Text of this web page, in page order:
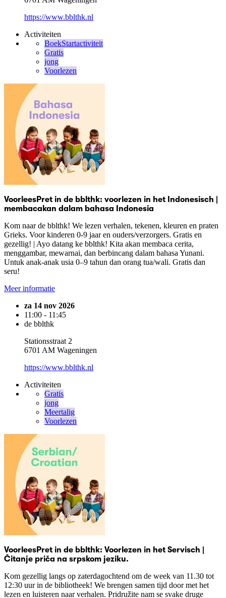
https://www.bblthk.nl
Activiteiten
BoekStartactiviteit
Gratis
jong
Voorlezen
VoorleesPret in de bblthk: voorlezen in het Indonesisch |
membacakan dalam bahasa Indonesia
Kom naar de bblthk! We lezen verhalen, tekenen, kleuren en praten
Grieks. Voor kinderen 0-9 jaar en ouders/verzorgers. Gratis en
gezellig! | Ayo datang ke bblthk! Kita akan membaca cerita,
menggambar, mewarnai, dan berbincang dalam bahasa Yunani.
Untuk anak-anak usia 0–9 tahun dan orang tua/wali. Gratis dan
seru!
Meer informatie
za 14 nov 2026
11:00 - 11:45
de bblthk
Stationsstraat 2
6701 AM Wageningen
https://www.bblthk.nl
Activiteiten
Gratis
jong
Meertalig
Voorlezen
VoorleesPret in de bblthk: Voorlezen in het Servisch |
Čitanje priča na srpskom jeziku.
Kom gezellig langs op zaterdagochtend om de week van 11.30 tot
12:30 uur in de bibliotheek! We brengen samen tijd door met het
lezen en luisteren naar verhalen. Pridružite nam se svake druge